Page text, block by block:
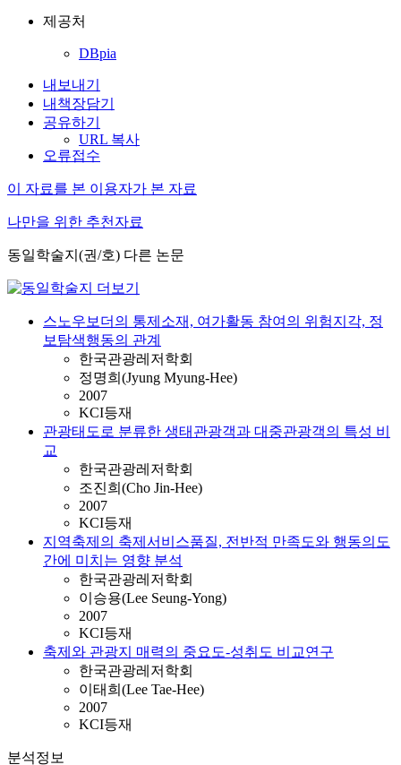
제공처
DBpia
내보내기
내책장담기
공유하기
URL 복사
오류접수
이 자료를 본 이용자가 본 자료
나만을 위한 추천자료
동일학술지(권/호) 다른 논문
스노우보더의 통제소재, 여가활동 참여의 위험지각, 정
보탐색행동의 관계
한국관광레저학회
정명희(Jyung Myung-Hee)
2007
KCI등재
관광태도로 분류한 생태관광객과 대중관광객의 특성 비
교
한국관광레저학회
조진희(Cho Jin-Hee)
2007
KCI등재
지역축제의 축제서비스품질, 전반적 만족도와 행동의도
간에 미치는 영향 분석
한국관광레저학회
이승용(Lee Seung-Yong)
2007
KCI등재
축제와 관광지 매력의 중요도-성취도 비교연구
한국관광레저학회
이태희(Lee Tae-Hee)
2007
KCI등재
분석정보